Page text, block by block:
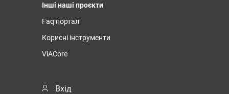
Інші наші проєкти
Faq портал
Корисні інструменти
ViACore
Вхід